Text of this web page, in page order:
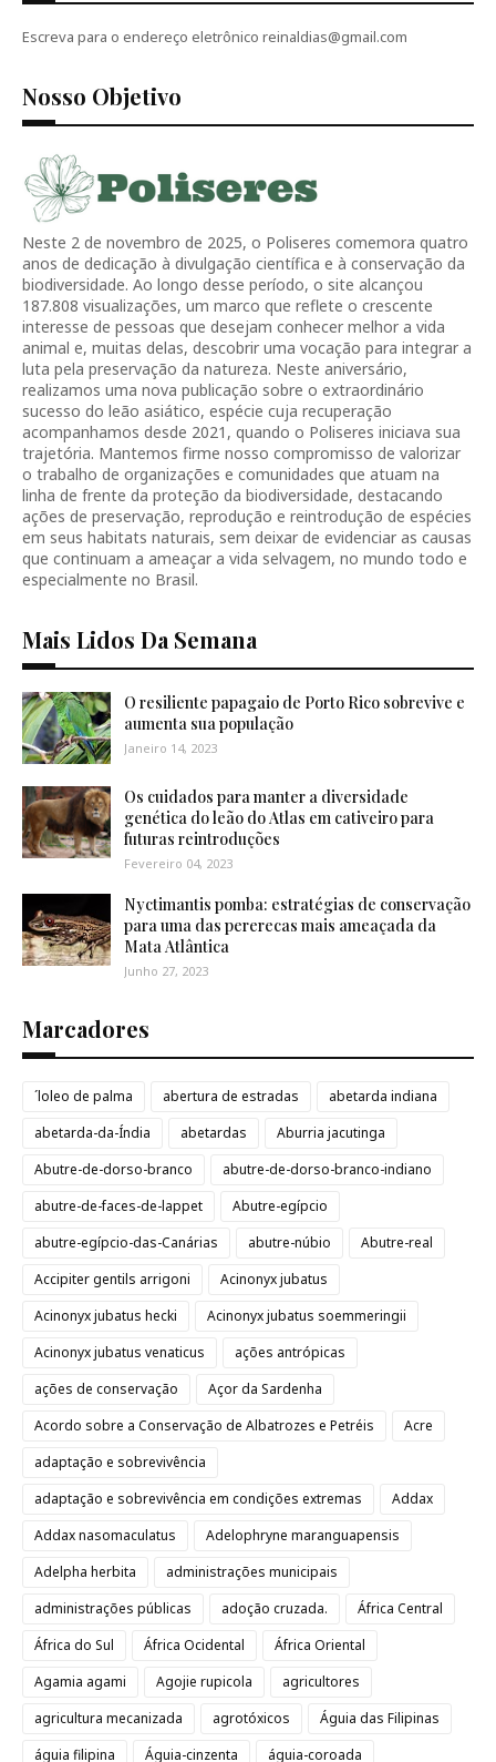
Escreva para o endereço eletrônico reinaldias@gmail.com
Nosso Objetivo
Neste 2 de novembro de 2025, o Poliseres comemora quatro
anos de dedicação à divulgação científica e à conservação da
biodiversidade. Ao longo desse período, o site alcançou
187.808 visualizações, um marco que reflete o crescente
interesse de pessoas que desejam conhecer melhor a vida
animal e, muitas delas, descobrir uma vocação para integrar a
luta pela preservação da natureza. Neste aniversário,
realizamos uma nova publicação sobre o extraordinário
sucesso do leão asiático, espécie cuja recuperação
acompanhamos desde 2021, quando o Poliseres iniciava sua
trajetória. Mantemos firme nosso compromisso de valorizar
o trabalho de organizações e comunidades que atuam na
linha de frente da proteção da biodiversidade, destacando
ações de preservação, reprodução e reintrodução de espécies
em seus habitats naturais, sem deixar de evidenciar as causas
que continuam a ameaçar a vida selvagem, no mundo todo e
especialmente no Brasil.
Mais Lidos Da Semana
O resiliente papagaio de Porto Rico sobrevive e
aumenta sua população
Janeiro 14, 2023
Os cuidados para manter a diversidade
genética do leão do Atlas em cativeiro para
futuras reintroduções
Fevereiro 04, 2023
Nyctimantis pomba: estratégias de conservação
para uma das pererecas mais ameaçada da
Mata Atlântica
Junho 27, 2023
Marcadores
´loleo de palma abertura de estradas
abetarda indiana
abetarda-da-Índia
abetardas
Aburria jacutinga
Abutre-de-dorso-branco
abutre-de-dorso-branco-indiano
abutre-de-faces-de-lappet
Abutre-egípcio
abutre-egípcio-das-Canárias
abutre-núbio
Abutre-real
Accipiter gentils arrigoni
Acinonyx jubatus
Acinonyx jubatus hecki
Acinonyx jubatus soemmeringii
Acinonyx jubatus venaticus
ações antrópicas
ações de conservação
Açor da Sardenha
Acordo sobre a Conservação de Albatrozes e Petréis
Acre
adaptação e sobrevivência
adaptação e sobrevivência em condições extremas
Addax
Addax nasomaculatus
Adelophryne maranguapensis
Adelpha herbita
administrações municipais
administrações públicas
adoção cruzada.
África Central
África do Sul
África Ocidental
África Oriental
Agamia agami
Agojie rupicola
agricultores
agricultura mecanizada
agrotóxicos
Águia das Filipinas
águia filipina
Águia-cinzenta águia-coroada